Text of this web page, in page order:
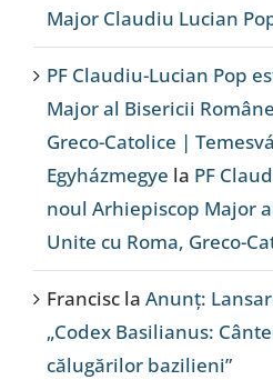
Major Claudiu Lucian
PF Claudiu-Lucian Pop
Major al Bisericii
Greco-Catolice |
Egyházmegye la PF
noul Arhiepiscop Major
Unite cu Roma, Greco-
Francisc la Anunț:
„Codex Basilianus:
călugărilor bazilieni”